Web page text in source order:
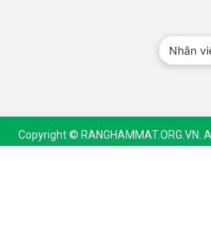
Copyright © RANGHAMMAT.ORG.VN.